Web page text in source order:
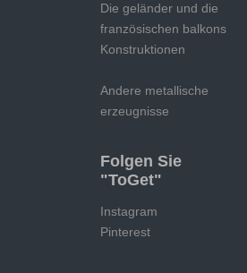
Die geländer und die
französischen balkons
Konstruktionen
Andere metallische
erzeugnisse
Folgen Sie
"ToGet"
Instagram
Pinterest